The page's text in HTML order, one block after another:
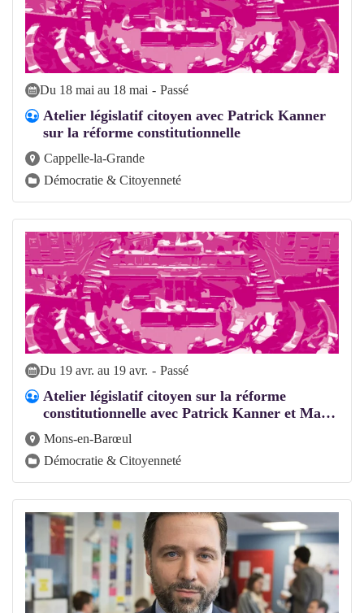
Du 18 mai au 18 mai - Passé
Atelier législatif citoyen avec Patrick Kanner
sur la réforme constitutionnelle
Cappelle-la-Grande
Démocratie & Citoyenneté
Du 19 avr. au 19 avr. - Passé
Atelier législatif citoyen sur la réforme
constitutionnelle avec Patrick Kanner et Ma…
Mons-en-Barœul
Démocratie & Citoyenneté